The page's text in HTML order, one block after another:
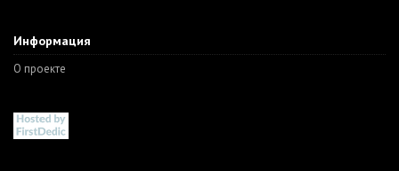
Информация
О проекте